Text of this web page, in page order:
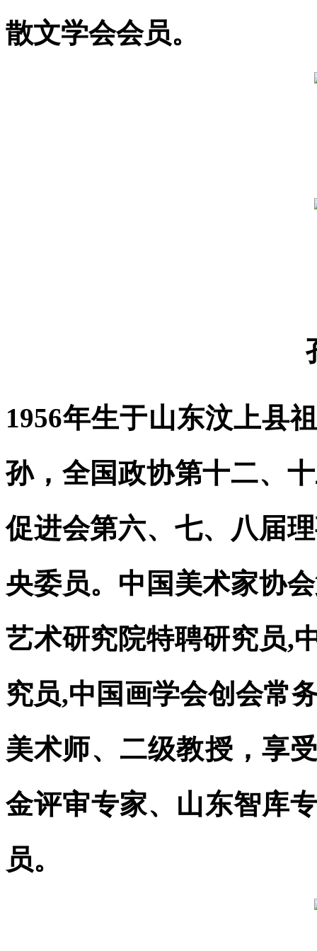
散文学会会员。
1956年生于山东汶上县
孙，全国政协第十二、
促进会第六、七、八届
央委员。中国美术家协
艺术研究院特聘研究员,
究员,中国画学会创会常
美术师、二级教授，享
金评审专家、山东智库
员。